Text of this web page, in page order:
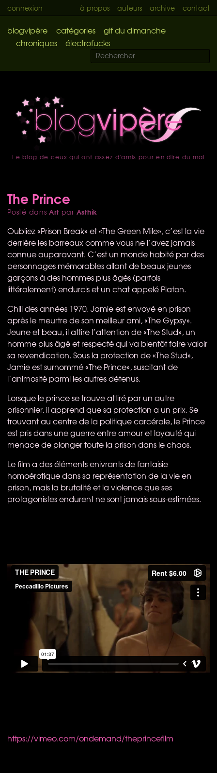
connexion à propos auteurs archive contact
blogvipère catégories
gif du dimanche
chroniques
électrofucks
accueil
Le blog de ceux qui ont assez d'amis pour en dire du mal
The Prince
Posté dansArt par Asthik
Oubliez «Prison Break» et «The Green Mile», c’est la vie
derrière les barreaux comme vous ne l’avez jamais
connue auparavant. C’est un monde habité par des
personnages mémorables allant de beaux jeunes
garçons à des hommes plus âgés (parfois
littéralement) endurcis et un chat appelé Platon.
Chili des années 1970. Jamie est envoyé en prison
après le meurtre de son meilleur ami, «The Gypsy».
Jeune et beau, il attire l’attention de «The Stud», un
homme plus âgé et respecté qui va bientôt faire valoir
sa revendication. Sous la protection de «The Stud»,
Jamie est surnommé «The Prince», suscitant de
l’animosité parmi les autres détenus.
Lorsque le prince se trouve attiré par un autre
prisonnier, il apprend que sa protection a un prix. Se
trouvant au centre de la politique carcérale, le Prince
est pris dans une guerre entre amour et loyauté qui
menace de plonger toute la prison dans le chaos.
Le film a des éléments enivrants de fantaisie
homoérotique dans sa représentation de la vie en
prison, mais la brutalité et la violence que ses
protagonistes endurent ne sont jamais sous-estimées.
https://vimeo.com/ondemand/theprincefilm